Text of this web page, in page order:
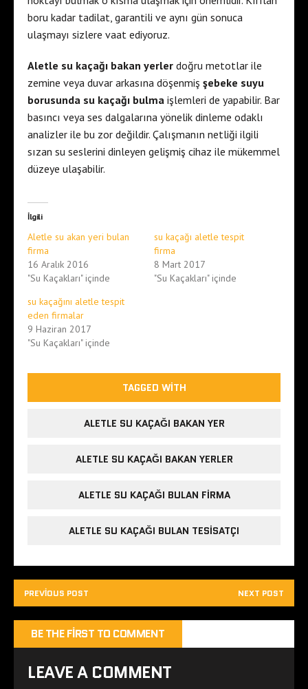
boru kadar tadilat, garantili ve aynı gün sonuca
ulaşmayı sizlere vaat ediyoruz.
Aletle su kaçağı bakan yerler doğru metotlar ile
zemine veya duvar arkasına döşenmiş şebeke suyu
borusunda su kaçağı bulma işlemleri de yapabilir. Bar
basıncı veya ses dalgalarına yönelik dinleme odaklı
analizler ile bu zor değildir. Çalışmanın netliği ilgili
sızan su seslerini dinleyen gelişmiş cihaz ile mükemmel
düzeye ulaşabilir.
İlgili
Aletle su akan yeri bulan
firma
16 Aralık 2016
"Su Kaçakları" içinde
su kaçağı aletle tespit
firma
8 Mart 2017
"Su Kaçakları" içinde
su kaçağını aletle tespit
eden firmalar
9 Haziran 2017
"Su Kaçakları" içinde
TAGGED WITH
ALETLE SU KAÇAĞI BAKAN YER
ALETLE SU KAÇAĞI BAKAN YERLER
ALETLE SU KAÇAĞI BULAN FIRMA
ALETLE SU KAÇAĞI BULAN TESISATÇI
PREVIOUS POST NEXT POST
BE THE FIRST TO COMMENT
LEAVE A COMMENT